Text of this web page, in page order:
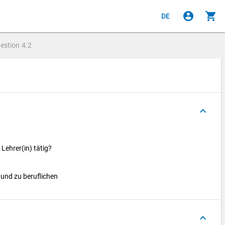
DE account_circle shopping_cart
4.2
keyboard_arrow_up
Lehrer(in) tätig?
zu beruflichen
keyboard_arrow_up